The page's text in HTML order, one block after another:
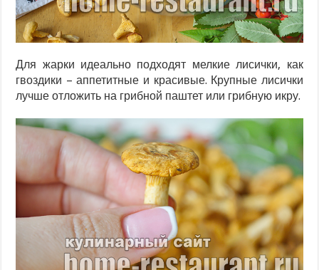
Для жарки идеально подходят мелкие лисички, как
гвоздики – аппетитные и красивые. Крупные лисички
лучше отложить на грибной паштет или грибную икру.